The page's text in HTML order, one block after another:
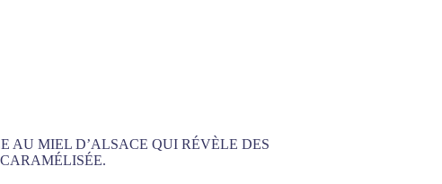
AU MIEL D’ALSACE QUI RÉVÈLE DES